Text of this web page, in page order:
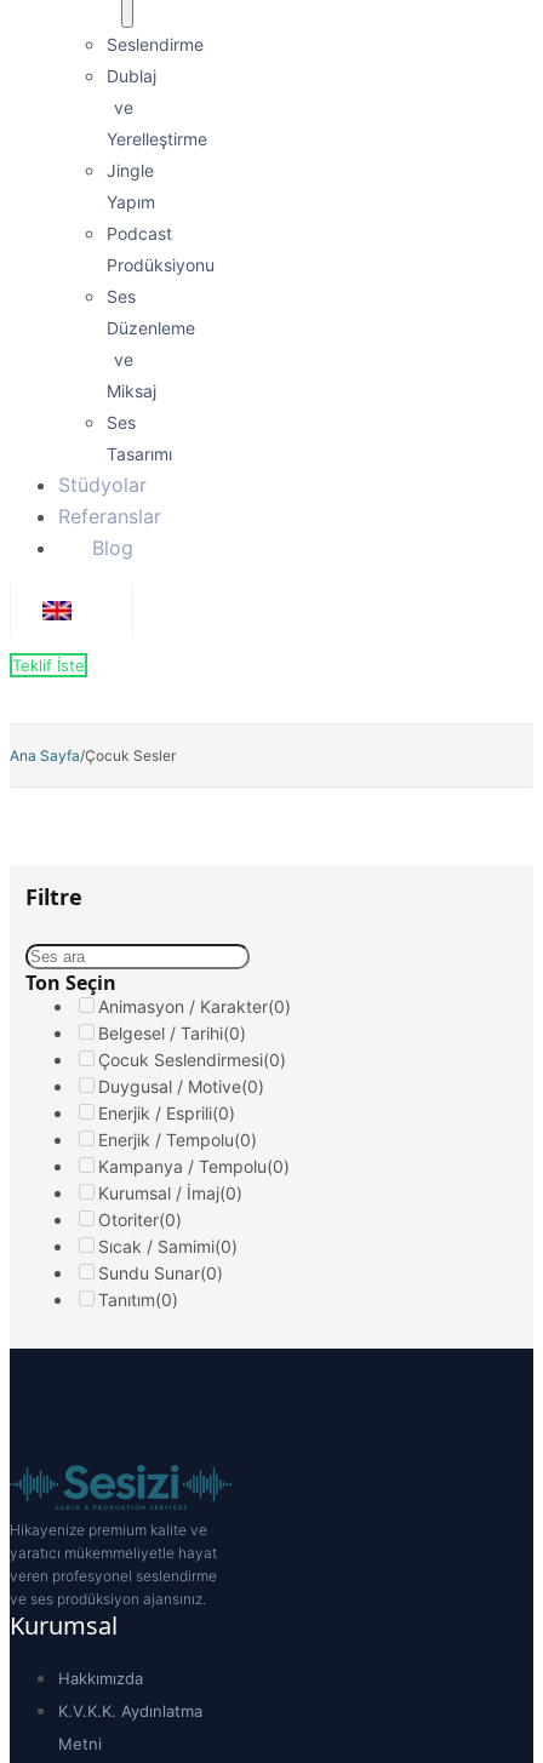
Seslendirme
Dublaj
ve
Yerelleştirme
Jingle
Yapım
Podcast
Prodüksiyonu
Ses
Düzenleme
ve
Miksaj
Ses
Tasarımı
Stüdyolar
Referanslar
Blog
Teklif İste
Ana Sayfa/Çocuk Sesler
Filtre
Ton Seçin
Animasyon / Karakter(0)
Belgesel / Tarihi(0)
Çocuk Seslendirmesi(0)
Duygusal / Motive(0)
Enerjik / Esprili(0)
Enerjik / Tempolu(0)
Kampanya / Tempolu(0)
Kurumsal / İmaj(0)
Otoriter(0)
Sıcak / Samimi(0)
Sundu Sunar(0)
Tanıtım(0)
Hikayenize premium kalite ve
yaratıcı mükemmeliyetle hayat
veren profesyonel seslendirme
ve ses prodüksiyon ajansınız.
Kurumsal
Hakkımızda
K.V.K.K. Aydınlatma
Metni